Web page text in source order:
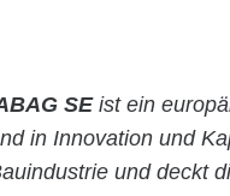
SE ist ein
in Innovation und
und deckt